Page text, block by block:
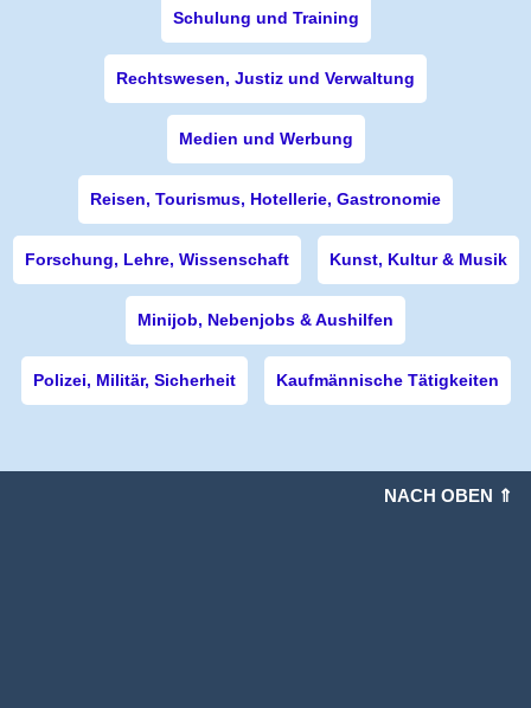
Schulung und Training
Rechtswesen, Justiz und Verwaltung
Medien und Werbung
Reisen, Tourismus, Hotellerie, Gastronomie
Forschung, Lehre, Wissenschaft Kunst, Kultur & Musik
Minijob, Nebenjobs & Aushilfen
Polizei, Militär, Sicherheit Kaufmännische Tätigkeiten
NACH OBEN ⇑